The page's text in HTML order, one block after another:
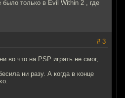
только в Evil Within 2 , где
# 3
во что на PSP играть не смог,
ни разу. А когда в конце